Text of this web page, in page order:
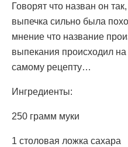
Говорят что назван он
выпечка сильно была
мнение что название
выпекания происходил
самому рецепту…
Ингредиенты:
250 грамм муки
1 столовая ложка сахара